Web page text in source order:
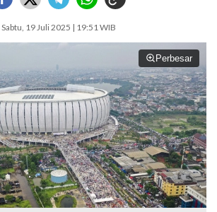
Sabtu, 19 Juli 2025 | 19:51 WIB
Perbesar